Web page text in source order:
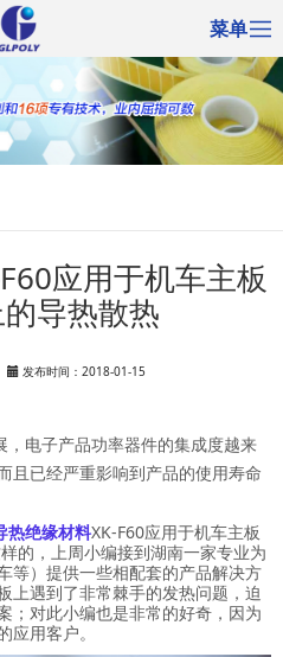
菜单
应用于机车主板
导热散热
发布时间：2018-01-15
电子产品功率器件的集成度越来
且已经严重影响到产品的使用寿命
热绝缘材料XK-F60应用于机车主板
的，上周小编接到湖南一家专业为
等）提供一些相配套的产品解决方
上遇到了非常棘手的发热问题，迫
；对此小编也是非常的好奇，因为
应用客户。